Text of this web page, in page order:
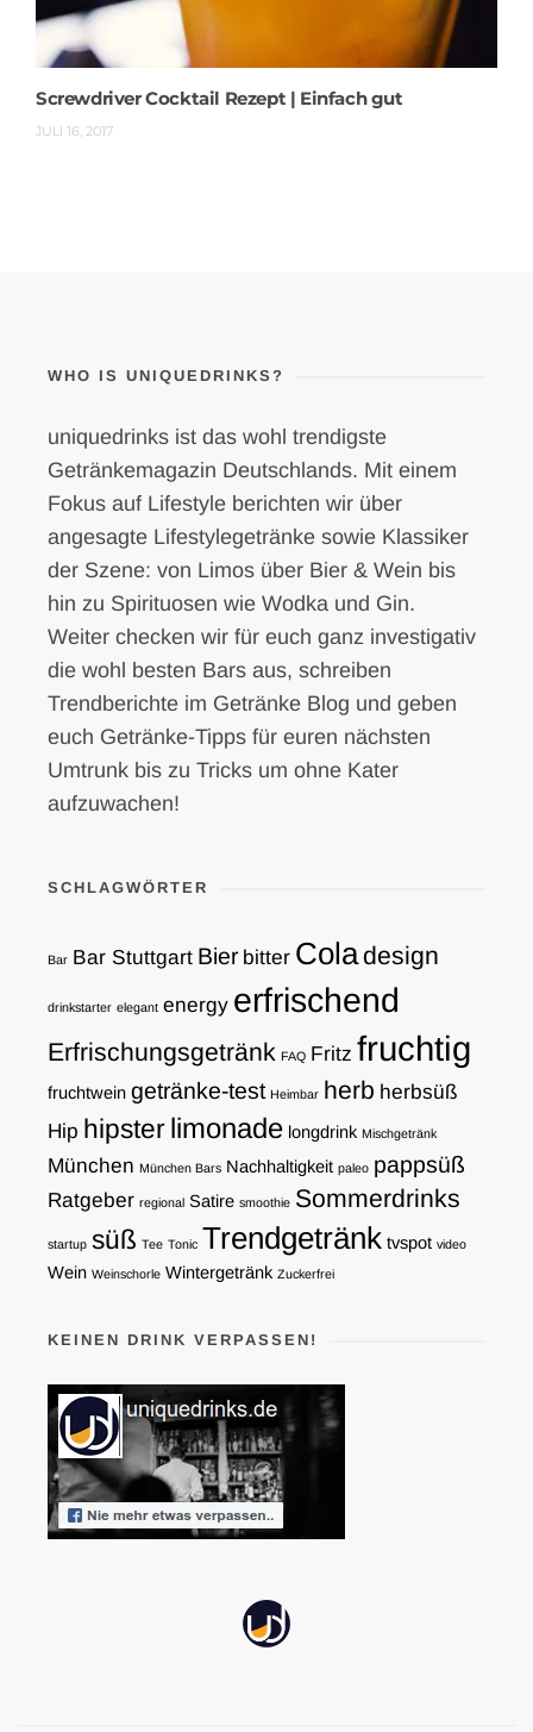
Screwdriver Cocktail Rezept | Einfach gut
JULI 16, 2017
WHO IS UNIQUEDRINKS?
uniquedrinks ist das wohl trendigste
Getränkemagazin Deutschlands. Mit einem
Fokus auf Lifestyle berichten wir über
angesagte Lifestylegetränke sowie Klassiker
der Szene: von Limos über Bier & Wein bis
hin zu Spirituosen wie Wodka und Gin.
Weiter checken wir für euch ganz investigativ
die wohl besten Bars aus, schreiben
Trendberichte im Getränke Blog und geben
euch Getränke-Tipps für euren nächsten
Umtrunk bis zu Tricks um ohne Kater
aufzuwachen!
SCHLAGWÖRTER
Bar Bar Stuttgart Bier bitter Coladesign
drinkstarter elegant energy erfrischend
Erfrischungsgetränk FAQ Fritz fruchtig
fruchtwein getränke-test Heimbar herb herbsüß
Hip hipsterlimonade longdrink Mischgetränk
München München Bars Nachhaltigkeit paleo pappsüß
Ratgeber regional Satire smoothie Sommerdrinks
startup süß Tee Tonic Trendgetränk tvspot video
Wein Weinschorle Wintergetränk Zuckerfrei
KEINEN DRINK VERPASSEN!